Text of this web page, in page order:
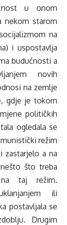
u onom
nekom starom
na
i uspostavlja
budućnosti a
novih
na zemlje
gdje je tokom
političkih
ogledala se
režim
zastarjelo a na
što treba
taj režim.
ili
postavljala se
Drugim